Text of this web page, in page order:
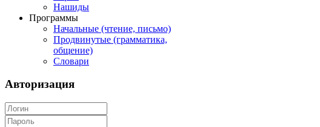
Нашиды
Программы
Начальные (чтение, письмо)
Продвинутые (грамматика,
общение)
Словари
Авторизация